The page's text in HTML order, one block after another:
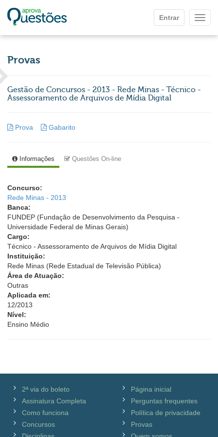
Entrar
Provas
Gestão de Concursos - 2013 - Rede Minas - Técnico -
Assessoramento de Arquivos de Mídia Digital
Prova Gabarito
Informações Questões On-line
Concurso:
Rede Minas - 2013
Banca:
FUNDEP (Fundação de Desenvolvimento da Pesquisa -
Universidade Federal de Minas Gerais)
Cargo:
Técnico - Assessoramento de Arquivos de Mídia Digital
Instituição:
Rede Minas (Rede Estadual de Televisão Pública)
Área de Atuação:
Outras
Aplicada em:
12/2013
Nível:
Ensino Médio
2ª via do boleto
Assinatura Completa
Como funciona
Concursos
Página inicial
Perguntas frequentes
Política de privacidade
Provas